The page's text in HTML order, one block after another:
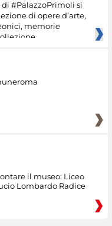
#PalazzoPrimoli si
di opere d’arte,
memorie
il museo: Liceo
Lombardo Radice